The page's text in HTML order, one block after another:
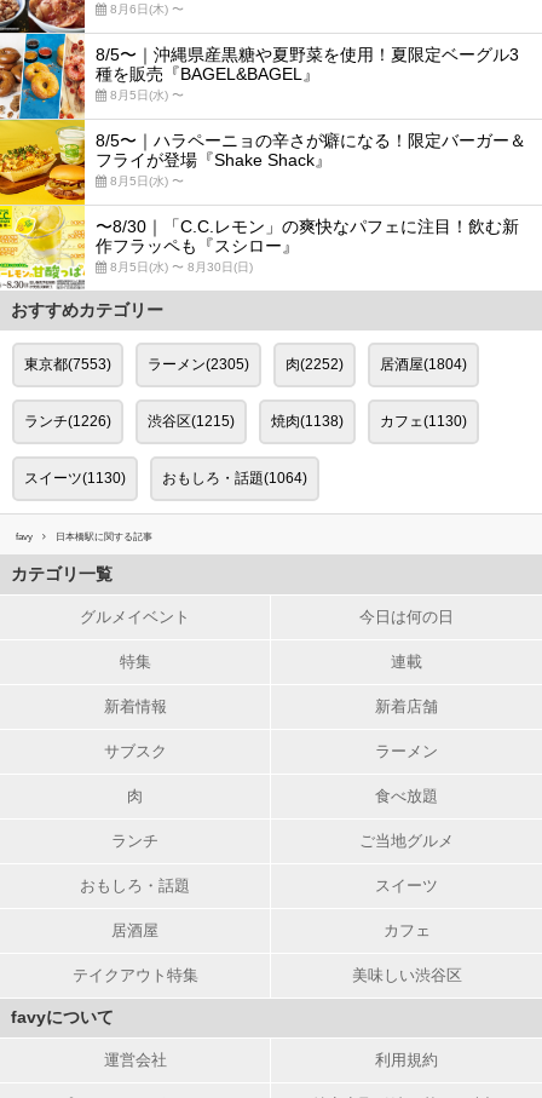
8月6日(木) 〜
8/5〜｜沖縄県産黒糖や夏野菜を使用！夏限定ベーグル3
種を販売『BAGEL&BAGEL』
8月5日(水) 〜
8/5〜｜ハラペーニョの辛さが癖になる！限定バーガー＆
フライが登場『Shake Shack』
8月5日(水) 〜
〜8/30｜「C.C.レモン」の爽快なパフェに注目！飲む新
作フラッペも『スシロー』
8月5日(水) 〜 8月30日(日)
おすすめカテゴリー
東京都(7553) ラーメン(2305) 肉(2252) 居酒屋(1804)
ランチ(1226) 渋谷区(1215) 焼肉(1138) カフェ(1130)
スイーツ(1130) おもしろ・話題(1064)
favy 日本橋駅に関する記事
カテゴリ一覧
グルメイベント 今日は何の日
特集 連載
新着情報 新着店舗
サブスク ラーメン
肉 食べ放題
ランチ ご当地グルメ
おもしろ・話題 スイーツ
居酒屋 カフェ
テイクアウト特集 美味しい渋谷区
favyについて
運営会社 利用規約